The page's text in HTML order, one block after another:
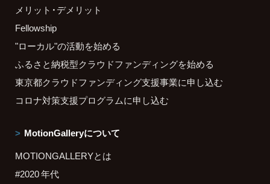
メリット・デメリット
Fellowship
"ローカル"の活動を始める
ふるさと納税型クラウドファンディングを始める
東京都クラウドファンディング支援事業に申し込む
コロナ対策支援プログラムに申し込む
MotionGalleryについて
MOTIONGALLERYとは
#2020 年代